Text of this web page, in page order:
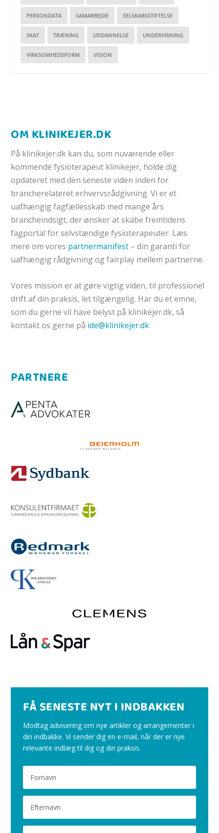
PERSONDATA SAMARBEJDE SELSKABSSTIFTELSE
SKAT TRÆNING UDDANNELSE UNDERVISNING
VIRKSOMHEDSFORM VISION
OM KLINIKEJER.DK
På klinikejer.dk kan du, som nuværende eller
kommende fysioterapeut klinikejer, holde dig
opdateret med den seneste viden inden for
brancherelateret erhvervsrådgivning. Vi er et
uafhængig fagfællesskab med mange års
brancheindsigt, der ønsker at skabe fremtidens
fagportal for selvstændige fysioterapeuter. Læs
mere om vores partnermanifest – din garanti for
uafhængig rådgivning og fairplay mellem partnerne.
Vores mission er at gørevigtig viden, til professionel
drift af din praksis, let tilgængelig. Har du et emne,
som du gerne vil have belyst på klinikejer.dk, så
kontakt os gerne på ide@klinikejer.dk
PARTNERE
FÅ SENESTE NYT I INDBAKKEN
Modtag advisering om nye artikler og arrangementer i
din indbakke. Vi sender dig en e-mail, når der er nye
relevante indlæg til dig og din praksis.